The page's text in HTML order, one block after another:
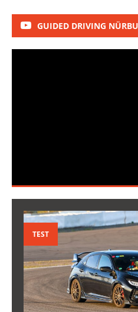
GUIDED DRIVING
TEST